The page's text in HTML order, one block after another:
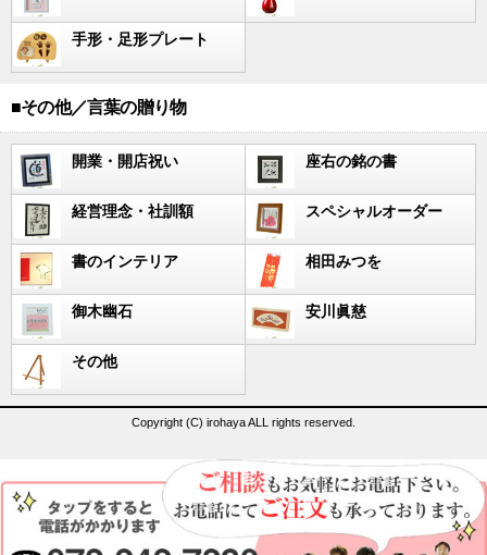
手形・足形プレート
■その他／言葉の贈り物
開業・開店祝い 座右の銘の書
経営理念・社訓額 スペシャルオーダー
書のインテリア 相田みつを
御木幽石 安川眞慈
その他
Copyright (C) irohaya ALL rights reserved.